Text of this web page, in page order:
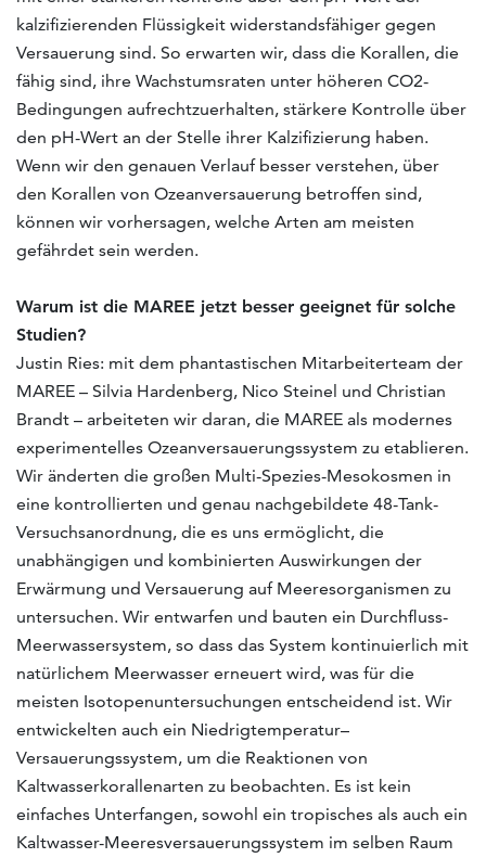
kalzifizierenden Flüssigkeit widerstandsfähiger gegen
Versauerung sind. So erwarten wir, dass die Korallen, die
fähig sind, ihre Wachstumsraten unter höheren CO2-
Bedingungen aufrechtzuerhalten, stärkere Kontrolle über
den pH-Wert an der Stelle ihrer Kalzifizierung haben.
Wenn wir den genauen Verlauf besser verstehen, über
den Korallen von Ozeanversauerung betroffen sind,
können wir vorhersagen, welche Arten am meisten
gefährdet sein werden.
Warum ist die MAREE jetzt besser geeignet für solche
Studien?
Justin Ries: mit dem phantastischen Mitarbeiterteam der
MAREE – Silvia Hardenberg, Nico Steinel und Christian
Brandt – arbeiteten wir daran, die MAREE als modernes
experimentelles Ozeanversauerungssystem zu etablieren.
Wir änderten die großen Multi-Spezies-Mesokosmen in
eine kontrollierten und genau nachgebildete 48-Tank-
Versuchsanordnung, die es uns ermöglicht, die
unabhängigen und kombinierten Auswirkungen der
Erwärmung und Versauerung auf Meeresorganismen zu
untersuchen. Wir entwarfen und bauten ein Durchfluss-
Meerwassersystem, so dass das System kontinuierlich mit
natürlichem Meerwasser erneuert wird, was für die
meisten Isotopenuntersuchungen entscheidend ist. Wir
entwickelten auch ein Niedrigtemperatur–
Versauerungssystem, um die Reaktionen von
Kaltwasserkorallenarten zu beobachten. Es ist kein
einfaches Unterfangen, sowohl ein tropisches als auch ein
Kaltwasser-Meeresversauerungssystem im selben Raum